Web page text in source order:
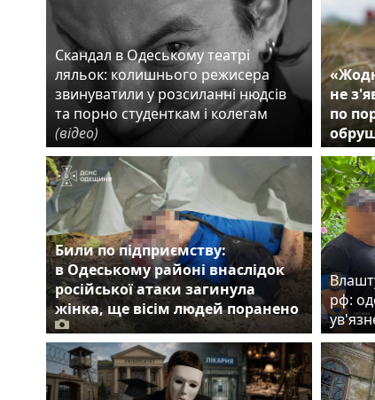
Скандал в Одеському театрі
ляльок: колишнього режисера
звинуватили у розсиланні нюдсів
та порно студенткам і колегам
(відео)
не
по
Били по підприємству:
в Одеському районі внаслідок
російської атаки загинула
жінка, ще вісім людей поранено
рф: